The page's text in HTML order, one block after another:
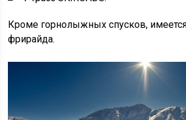
Кроме горнолыжных спусков,
фрирайда.